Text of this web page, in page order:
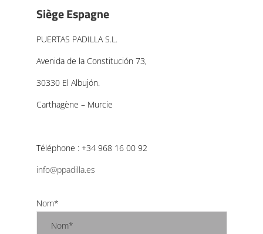
Siège Espagne
PUERTAS PADILLA S.L.
Avenida de la Constitución 73,
30330 El Albujón.
Carthagène – Murcie
Téléphone : +34 968 16 00 92
info@ppadilla.es
Nom*